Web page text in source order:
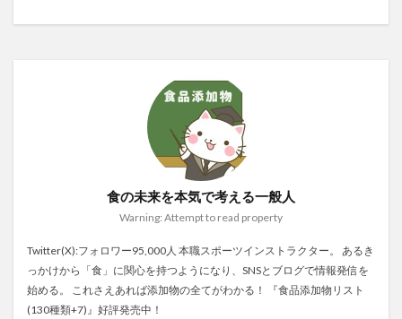
食の未来を本気で考える一般人
Warning: Attempt to read property
Twitter(X):フォロワー95,000人 本職スポーツインストラクター。 あるき
っかけから「食」に関心を持つようになり、SNSとブログで情報発信を
始める。 これさえあれば添加物の全てがわかる！ 『食品添加物リスト
(130種類+7)』好評発売中！